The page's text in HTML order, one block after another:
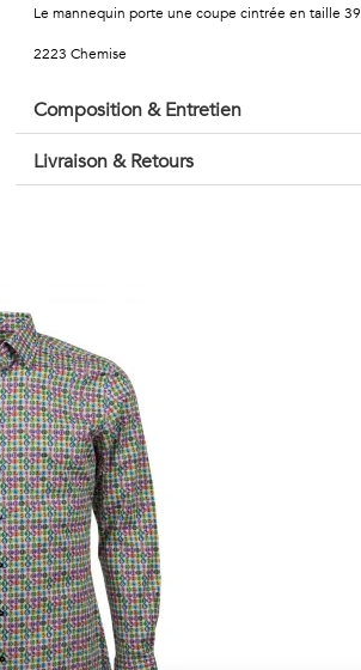
Le mannequin porte une coupe cintrée en taille 39
2223 Chemise
Composition & Entretien
Livraison & Retours